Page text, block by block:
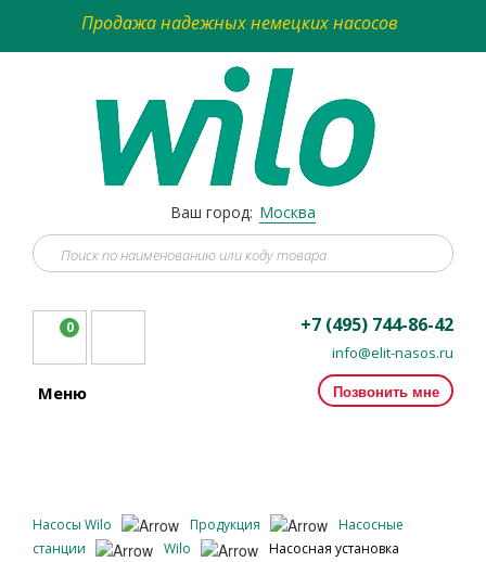
Продажа надежных немецких насосов
Ваш город: Москва
0 +7 (495) 744-86-42
info@elit-nasos.ru
Позвонить мне
Меню
Насосы Wilo Продукция
Насосные
станции
Wilo
Насосная установка